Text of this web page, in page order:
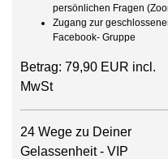
persönlichen Fragen
Zugang zur
Facebook- Gruppe
Betrag: 79,90 EUR incl.
MwSt
24 Wege zu Deiner
Gelassenheit - VIP